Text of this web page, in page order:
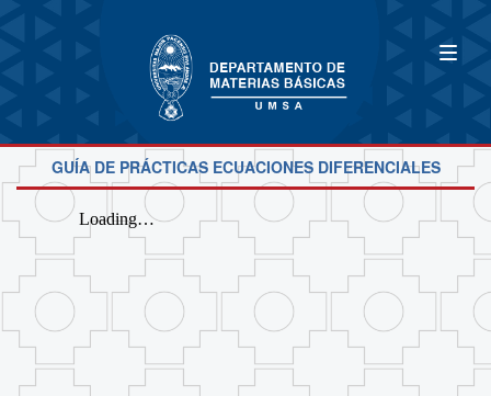
GUÍA DE PRÁCTICAS ECUACIONES DIFERENCIALES